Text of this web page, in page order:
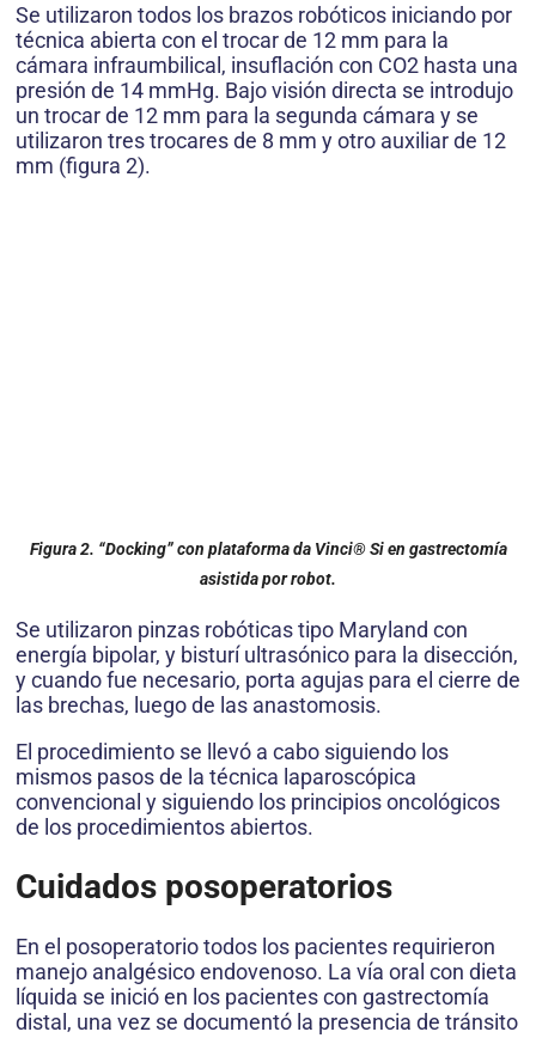
Se utilizaron todos los brazos robóticos iniciando por
técnica abierta con el trocar de 12 mm para la
cámara infraumbilical, insuflación con CO2 hasta una
presión de 14 mmHg. Bajo visión directa se introdujo
un trocar de 12 mm para la segunda cámara y se
utilizaron tres trocares de 8 mm y otro auxiliar de 12
mm (figura 2).
Figura 2. “Docking” con plataforma da Vinci® Si en gastrectomía
asistida por robot.
Se utilizaron pinzas robóticas tipo Maryland con
energía bipolar, y bisturí ultrasónico para la disección,
y cuando fue necesario, porta agujas para el cierre de
las brechas, luego de las anastomosis.
El procedimiento se llevó a cabo siguiendo los
mismos pasos de la técnica laparoscópica
convencional y siguiendo los principios oncológicos
de los procedimientos abiertos.
Cuidados posoperatorios
En el posoperatorio todos los pacientes requirieron
manejo analgésico endovenoso. La vía oral con dieta
líquida se inició en los pacientes con gastrectomía
distal, una vez se documentó la presencia de tránsito